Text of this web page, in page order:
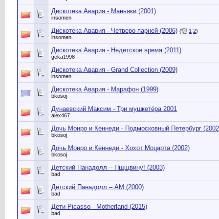
Дискотека Авария - Маньяки (2001)
insomen
Дискотека Авария - Четверо парней (2006) ( 1 2)
insomen
Дискотека Авария - Недетское время (2011)
geka1998
Дискотека Авария - Grand Collection (2009)
insomen
Дискотека Авария - Марафон (1999)
bkosoj
Дунаевский Максим - Три мушкетёра 2001
alex467
Дочь Монро и Кеннеди - Подмосковный Петербург
bkosoj
Дочь Монро и Кеннеди - Хохот Моцарта (2002)
bkosoj
Детский Панадолл – Пщщвину! (2003)
bad
Детский Панадолл – AM (2000)
bad
Дети Picasso - Motherland (2015)
bad